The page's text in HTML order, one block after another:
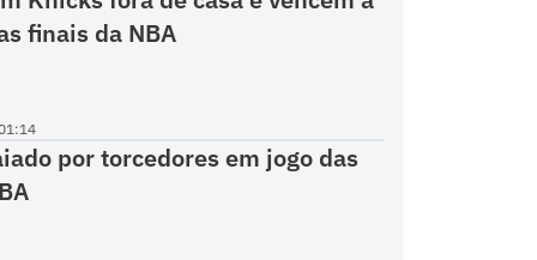
finais da NBA
por torcedores em jogo das